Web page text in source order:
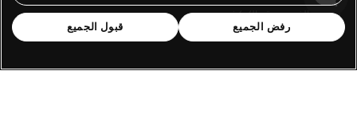
سياسة الخصوصية والكوكيز
رفض الجميع قبول الجميع